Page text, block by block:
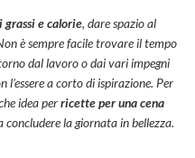
e calorie, dare spazio al
è sempre facile trovare il tempo
dal lavoro o dai vari impegni
l’essere a corto di ispirazione. Per
idea perricette per una cena
la giornata in bellezza.